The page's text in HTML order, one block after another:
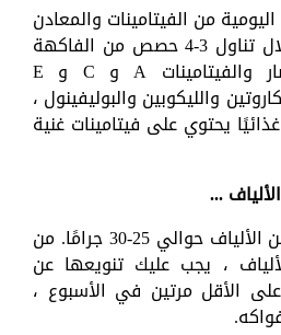
من الفيتامينات والمعادن
للأفراد الأصحاء ، من خلال تناول 3-4 حصص من الفاكهة
و2-3 حصص من الخضار والفيتامينات A و C و E
والليكوبين والبوليفينول ،
يحتوي على فيتامينات غنية
...
تبلغ متطلباتنا اليومية من الألياف حوالي 25-30 جرامًا. من
، يجب عليك تنويعها عن
الأقل مرتين في الأسبوع ،